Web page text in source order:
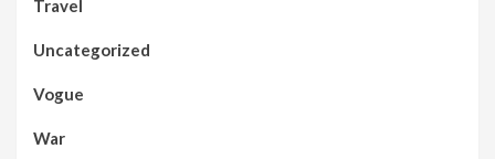
Travel
Uncategorized
Vogue
War